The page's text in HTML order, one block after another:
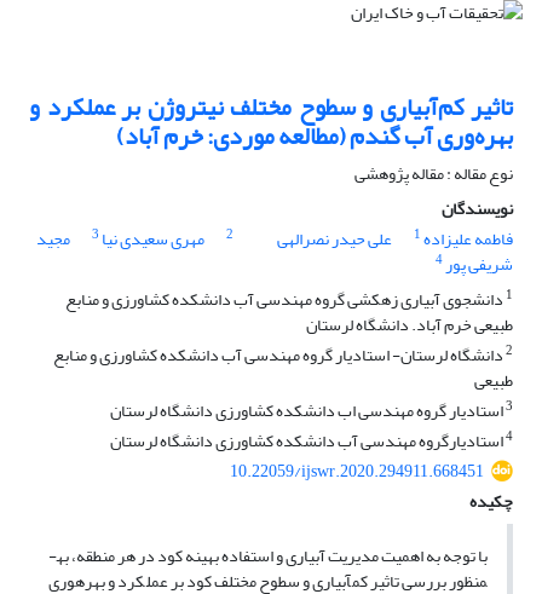
تاثیر کم‌آبیاری و سطوح مختلف نیتروژن بر عملکرد و
بهره‌وری آب گندم (مطالعه موردی: خرم آباد)
نوع مقاله : مقاله پژوهشی
نویسندگان
فاطمه علیزاده1 علی حیدر نصرالهی 2 مهری سعیدی نیا 3 مجید
شریفی پور4
1 دانشجوی آبیاری زهکشی گروه مهندسی آب دانشکده کشاورزی و منابع
طبیعی خرم آباد. دانشگاه لرستان
2دانشگاه لرستان- استادیار گروه مهندسی آب دانشکده کشاورزی و منابع
طبیعی
3استادیار گروه مهندسی اب دانشکده کشاورزی دانشگاه لرستان
4استادیارگروه مهندسی آب دانشکده کشاورزی دانشگاه لرستان
10.22059/ijswr.2020.294911.668451
چکیده
با توجه به اهمیت مدیریت آبیاری و استفاده بهینه کود در هر منطقه، به­
منظور بررسی تاثیر کم­آبیاری و سطوح مختلف کود بر عملکرد و بهره­وری